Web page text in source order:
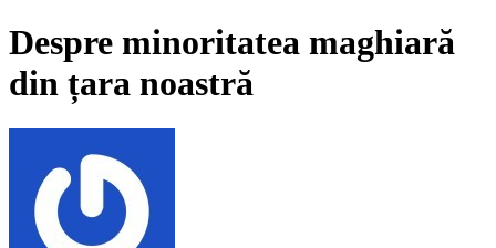
Despre minoritatea maghiară
din țara noastră